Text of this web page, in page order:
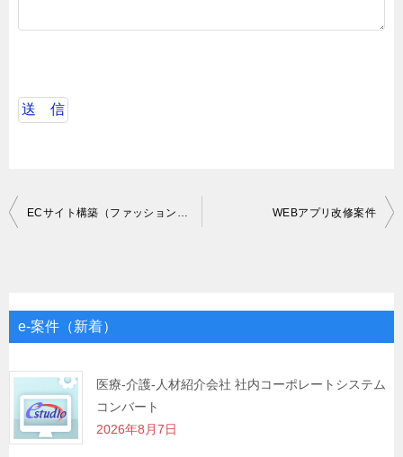
投
ゲ
シ
ョ
ン
ECサイト構築（ファッション系） WEBアプリ改修案件
e-案件（新着）
医療-介護-人材紹介会社 社内コーポレートシステム
コンバート
2026年8月7日